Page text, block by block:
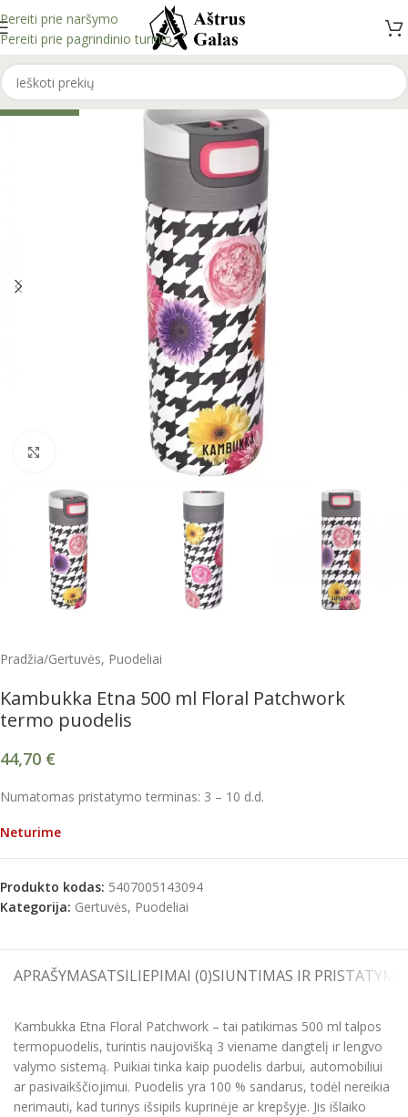
Pereiti prie naršymo
Pereiti prie pagrindinio turinio
Spustelėkite, kad padidintumėte
Pradžia/Gertuvės, Puodeliai
Kambukka Etna 500 ml Floral Patchwork
termo puodelis
44,70 €
Numatomas pristatymo terminas: 3 – 10 d.d.
Neturime
Produkto kodas: 5407005143094
Kategorija: Gertuvės, Puodeliai
APRAŠYMASATSILIEPIMAI (0)SIUNTIMAS IR
Kambukka Etna Floral Patchwork – tai patikimas 500 ml talpos
termopuodelis, turintis naujovišką 3 viename dangtelį ir lengvo
valymo sistemą. Puikiai tinka kaip puodelis darbui, automobiliui
ar pasivaikščiojimui. Puodelis yra 100 % sandarus, todėl nereikia
nerimauti, kad turinys išsipils kuprinėje ar krepšyje. Jis išlaiko